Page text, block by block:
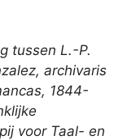
tussen L.-P.
archivaris
1844-
voor Taal- en